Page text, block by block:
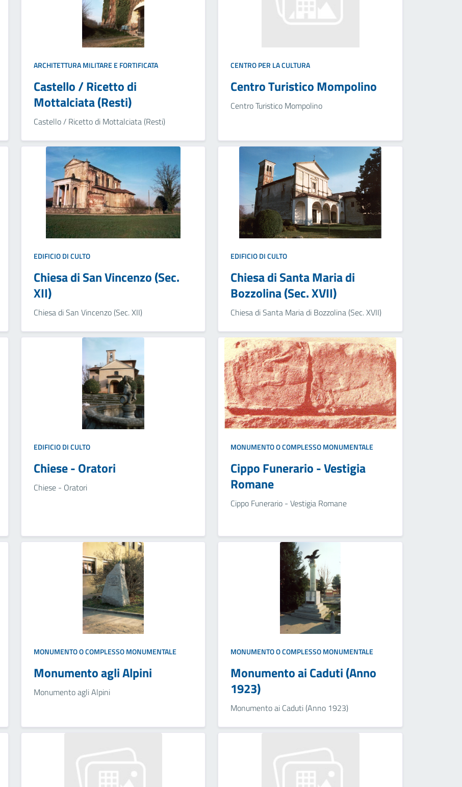
ARCHITETTURA MILITARE E FORTIFICATA
Castello / Ricetto di
Mottalciata (Resti)
Castello / Ricetto di Mottalciata (Resti)
CENTRO PER LA CULTURA
Centro Turistico Mompolino
Centro Turistico Mompolino
EDIFICIO DI CULTO
Chiesa di San Vincenzo (Sec.
XII)
Chiesa di San Vincenzo (Sec. XII)
EDIFICIO DI CULTO
Chiesa di Santa Maria di
Bozzolina (Sec. XVII)
Chiesa di Santa Maria di Bozzolina (Sec. XVII)
EDIFICIO DI CULTO
Chiese - Oratori
Chiese - Oratori
MONUMENTO O COMPLESSO MONUMENTALE
Cippo Funerario - Vestigia
Romane
Cippo Funerario - Vestigia Romane
MONUMENTO O COMPLESSO MONUMENTALE
Monumento agli Alpini
Monumento agli Alpini
MONUMENTO O COMPLESSO MONUMENTALE
Monumento ai Caduti (Anno
1923)
Monumento ai Caduti (Anno 1923)